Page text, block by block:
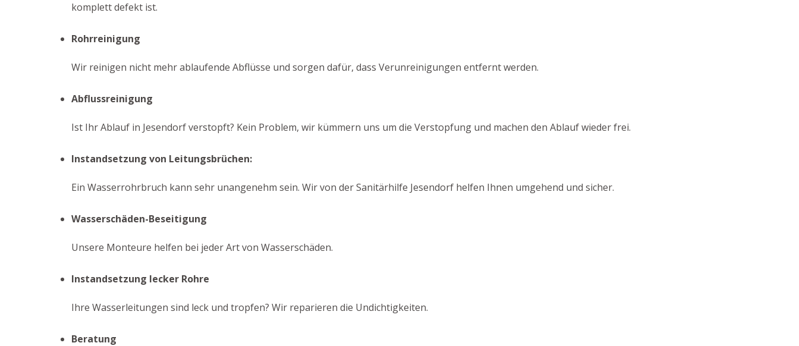
komplett defekt ist.
Rohrreinigung
Wir reinigen nicht mehr ablaufende Abflüsse und sorgen dafür, dass Verunreinigungen entfernt werden.
Abflussreinigung
Ist Ihr Ablauf in Jesendorf verstopft? Kein Problem, wir kümmern uns um die Verstopfung und machen den Ablauf wieder frei.
Instandsetzung von Leitungsbrüchen:
Ein Wasserrohrbruch kann sehr unangenehm sein. Wir von der Sanitärhilfe Jesendorf helfen Ihnen umgehend und sicher.
Wasserschäden-Beseitigung
Unsere Monteure helfen bei jeder Art von Wasserschäden.
Instandsetzung lecker Rohre
Ihre Wasserleitungen sind leck und tropfen? Wir reparieren die Undichtigkeiten.
Beratung